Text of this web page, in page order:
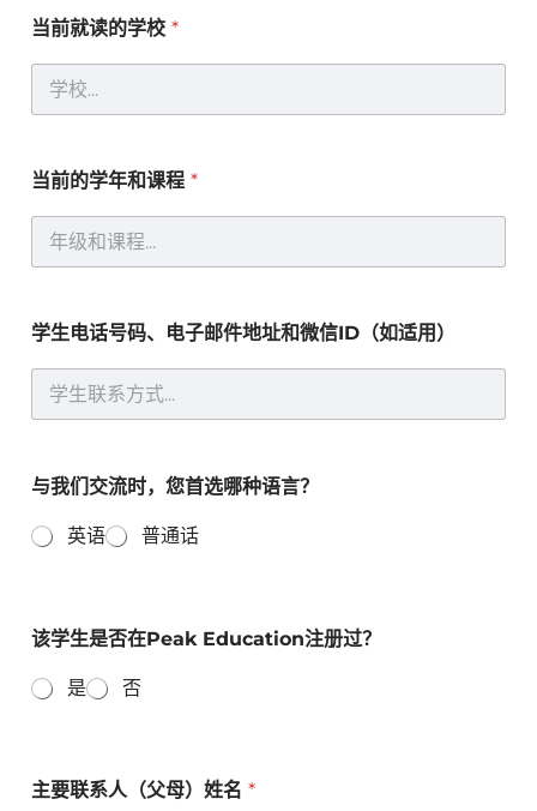
目
请
诉
您
科
感
兴
趣
年
和
课
程
当前就读的学校 *
当前的学年和课程 *
学生电话号码、电子邮件地址和微信ID（如适用）
与我们交流时，您首选哪种语言？
英语 普通话
该学生是否在Peak Education注册过？
是 否
主要联系人（父母）姓名 *